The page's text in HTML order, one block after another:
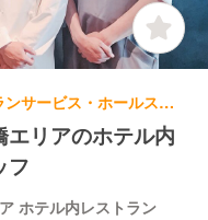
イタリアン, 洋食・西洋料理 | レストランサービス・ホールスタッフ | レストラングループ 天満橋エリア ホテル内レストラン
エリアのホテル内
フ
ホテル内レストラン